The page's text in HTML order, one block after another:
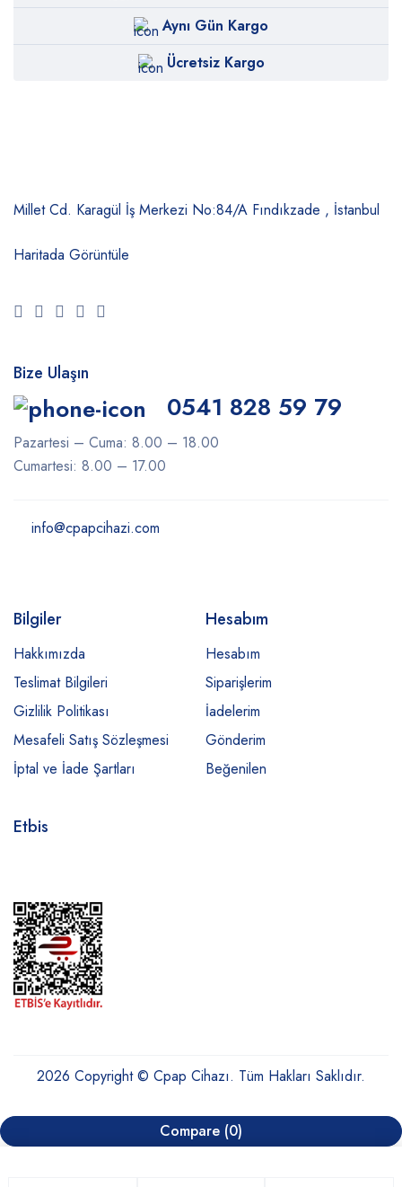
Aynı Gün Kargo
Ücretsiz Kargo
Millet Cd. Karagül İş Merkezi No:84/A Fındıkzade , İstanbul
Haritada Görüntüle
Bize Ulaşın
0541 828 59 79
Pazartesi – Cuma: 8.00 – 18.00
Cumartesi: 8.00 – 17.00
info@cpapcihazi.com
Bilgiler
Hakkımızda
Teslimat Bilgileri
Gizlilik Politikası
Mesafeli Satış Sözleşmesi
İptal ve İade Şartları
Hesabım
Hesabım
Siparişlerim
İadelerim
Gönderim
Beğenilen
Etbis
2026 Copyright © Cpap Cihazı. Tüm Hakları Saklıdır.
Compare (0)